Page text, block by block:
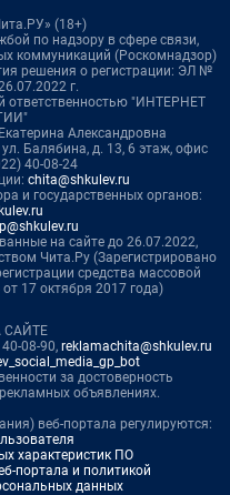
(18+)
по надзору в сфере связи,
коммуникаций (Роскомнадзор)
решения о регистрации: ЭЛ №
г.
ответственностью "ИНТЕРНЕТ
Александровна
Балябина, д. 13, 6 этаж, офис
40-08-24
chita@shkulev.ru
и государственных органов:
на сайте до 26.07.2022,
Чита.Ру (Зарегистрировано
средства массовой
17 октября 2017 года)
САЙТЕ
08-90, reklamachita@shkulev.ru
за достоверность
объявлениях.
веб-портала регулируются:
характеристик ПО
портала и политикой
данных